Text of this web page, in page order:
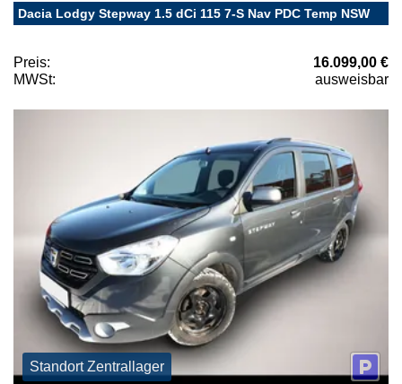
Dacia Lodgy Stepway 1.5 dCi 115 7-S Nav PDC Temp NSW
Preis:
16.099,00 €
MWSt:
ausweisbar
Standort Zentrallager